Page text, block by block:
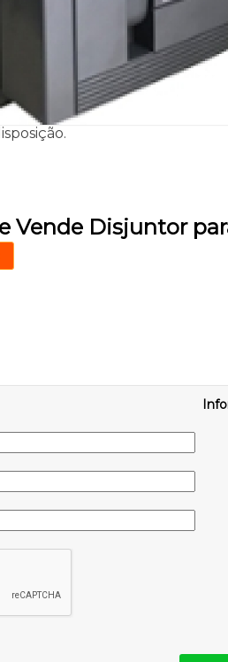
Vende Disjuntor